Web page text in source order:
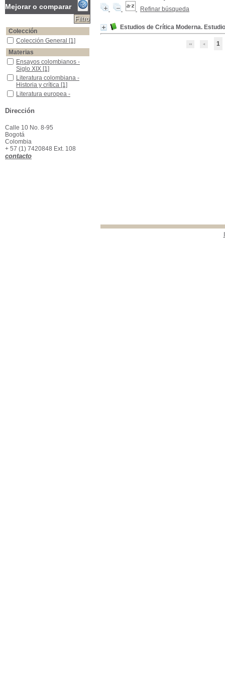
Refinar búsqueda
Estudios de Crítica Moderna.
1
Mejorar o comparar
Colección
Colección General
Colección General [1]
Materias
Ensayos colombianos -Siglo XIX
Ensayos colombianos -
Siglo XIX [1]
Literatura colombiana -Historia y crítica
Literatura colombiana -
Historia y crítica [1]
Literatura europea -Historia y crítica
Literatura europea -
Literatura inglesa -Historia y crítica
Literatura inglesa -Historia
Dirección
Calle 10 No. 8-95
Bogotá
Colombia
+ 57 (1) 7420848 Ext. 108
contacto